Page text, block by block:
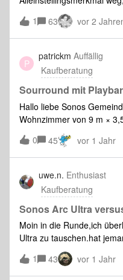
möglichst gute Qualität
geeignet? Im
Samsung TV hinkommen.
Inputs!
anderen überlegen
und auch Häusern und
Bakanntschaft gabe es
Zimmer und Stockwerke
funktionierendes Sonos-
sein, was haben sich die
Ich verwende Sonos seit
mit SonosNet. War es das
1 63 vor 2
P
patrickm Auffällig
Kaufberatung
Sourround mit Playbar
Hallo liebe Sonos
Wohnzimmer von 9 m ×
Playbar und zwei Sonos
zu schwach finde ich, um
besser passen mit der
eine Kaufempfehlung.
0 45 vor 1 Jahr
uwe.n. Enthusiast
Kaufberatung
Sonos Arc Ultra
Moin in die Runde,ich
Ultra zu tauschen.hat
gamacht ? Uwe
1 43 vor 1 Jahr